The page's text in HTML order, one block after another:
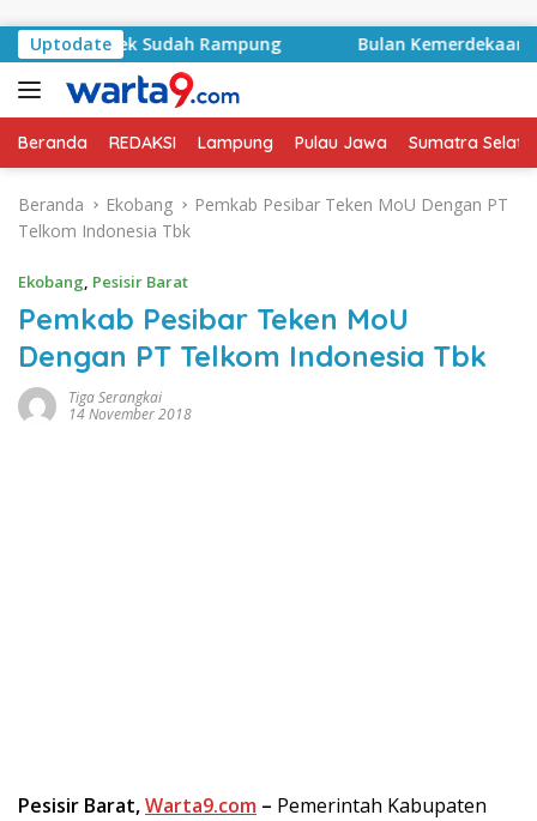
Uptodate
Proyek Sudah Rampung Bulan Kemerdekaan,
Beranda REDAKSI Lampung Pulau Jawa Sumatra
Beranda Ekobang
Pemkab Pesibar Teken MoU Dengan PT
Telkom Indonesia Tbk
Ekobang, Pesisir Barat
Pemkab Pesibar Teken MoU
Dengan PT Telkom Indonesia Tbk
Tiga Serangkai
14 November 2018
Pesisir Barat,Warta9.com – Pemerintah Kabupaten